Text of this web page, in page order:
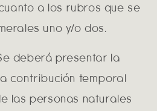
a los rubros que se
uno y/o dos.
deberá presentar la
contribución temporal
las personas naturales